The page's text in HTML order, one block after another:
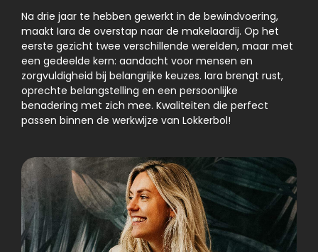
Na drie jaar te hebben gewerkt in de bewindvoering,
maakt Iara de overstap naar de makelaardij. Op het
eerste gezicht twee verschillende werelden, maar met
een gedeelde kern: aandacht voor mensen en
zorgvuldigheid bij belangrijke keuzes. Iara brengt rust,
oprechte belangstelling en een persoonlijke
benadering met zich mee. Kwaliteiten die perfect
passen binnen de werkwijze van Lokkerbol!